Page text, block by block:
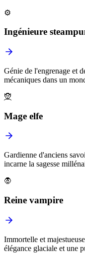
⚙️
Ingénieure
Génie de l'engrenage et
mécaniques dans un
🧝
Mage elfe
Gardienne d'anciens
incarne la sagesse
🧛
Reine vampire
Immortelle et
élégance glaciale et une